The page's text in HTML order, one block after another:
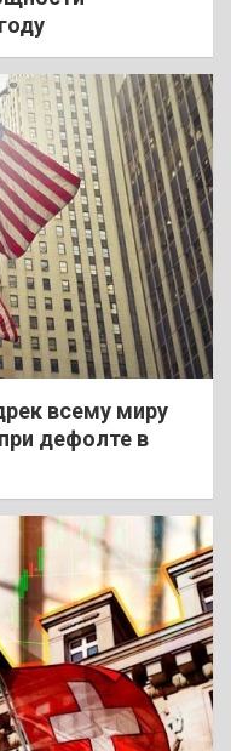
всему миру
дефолте в